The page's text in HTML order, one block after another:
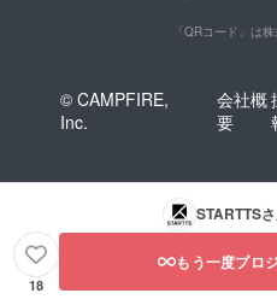
「QRコード」は
© CAMPFIRE,
Inc.
会社概
要
STARTTS
18
もう一度プロ